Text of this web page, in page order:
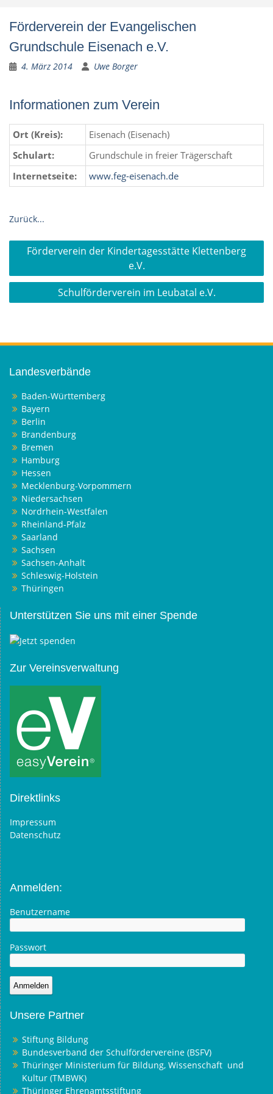
Förderverein der Evangelischen
Grundschule Eisenach e.V.
4. März 2014 Uwe Borger
Informationen zum Verein
Ort (Kreis):
Eisenach (Eisenach)
Schulart:
Grundschule in freier Trägerschaft
Internetseite:
www.feg-eisenach.de
Zurück...
Beitragsnavigation
Förderverein der Kindertagesstätte Klettenberg
e.V.
Schulförderverein im Leubatal e.V.
Landesverbände
Baden-Württemberg
Bayern
Berlin
Brandenburg
Bremen
Hamburg
Hessen
Mecklenburg-Vorpommern
Niedersachsen
Nordrhein-Westfalen
Rheinland-Pfalz
Saarland
Sachsen
Sachsen-Anhalt
Schleswig-Holstein
Thüringen
Unterstützen Sie uns mit einer Spende
Zur Vereinsverwaltung
Direktlinks
Impressum
Datenschutz
Anmelden:
Benutzername
Passwort
Unsere Partner
Stiftung Bildung
Bundesverband der Schulfördervereine (BSFV)
Thüringer Ministerium für Bildung, Wissenschaft und
Kultur (TMBWK)
Thüringer Ehrenamtsstiftung